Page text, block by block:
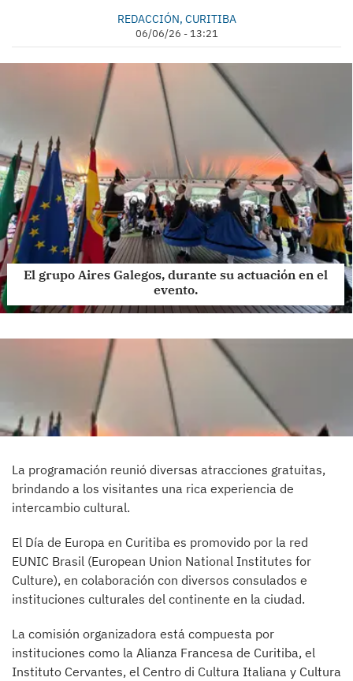
REDACCIÓN, CURITIBA
06/06/26 - 13:21
El grupo Aires Galegos, durante su actuación en el
evento.
La programación reunió diversas atracciones gratuitas,
brindando a los visitantes una rica experiencia de
intercambio cultural.
El Día de Europa en Curitiba es promovido por la red
EUNIC Brasil (European Union National Institutes for
Culture), en colaboración con diversos consulados e
instituciones culturales del continente en la ciudad.
La comisión organizadora está compuesta por
instituciones como la Alianza Francesa de Curitiba, el
Instituto Cervantes, el Centro di Cultura Italiana y Cultura